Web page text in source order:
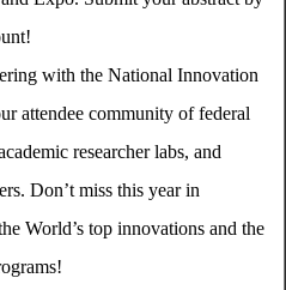
with the National Innovation
attendee community of federal
researcher labs, and
Don’t miss this year in
World’s top innovations and the